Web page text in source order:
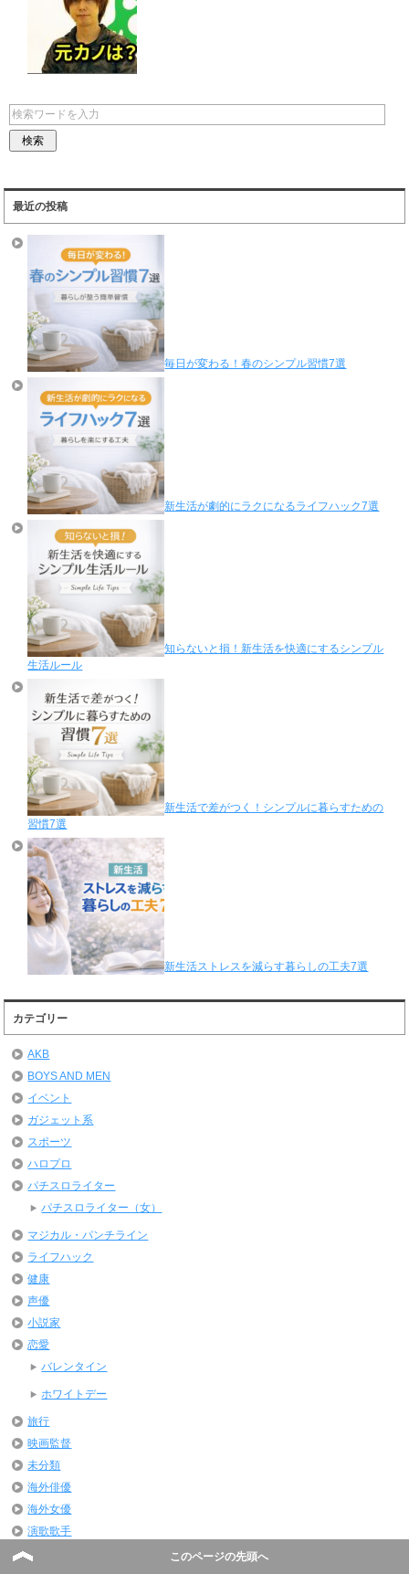
最近の投稿
毎日が変わる！春のシンプル習慣7選
新生活が劇的にラクになるライフハック7選
知らないと損！新生活を快適にするシンプル
生活ルール
新生活で差がつく！シンプルに暮らすための
習慣7選
新生活ストレスを減らす暮らしの工夫7選
カテゴリー
AKB
BOYS AND MEN
イベント
ガジェット系
スポーツ
ハロプロ
パチスロライター
パチスロライター（女）
マジカル・パンチライン
ライフハック
健康
声優
小説家
恋愛
バレンタイン
ホワイトデー
旅行
映画監督
未分類
海外俳優
海外女優
演歌歌手
芸能・エンターテイメント
このページの先頭へ